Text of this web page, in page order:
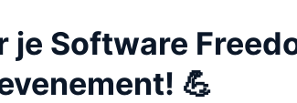
je Software
💪